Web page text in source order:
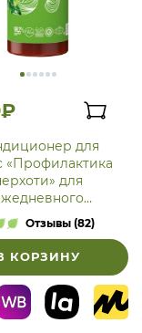
для
«Профилактика
для
Отзывы (82)
КОРЗИНУ